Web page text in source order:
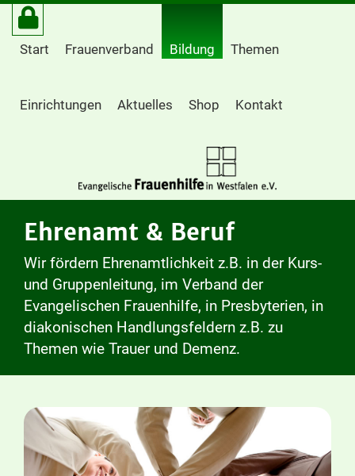
Start Frauenverband Bildung Themen
Einrichtungen Aktuelles Shop Kontakt
Ehrenamt & Beruf
Wir fördern Ehrenamtlichkeit z.B. in der Kurs-
und Gruppenleitung, im Verband der
Evangelischen Frauenhilfe, in Presbyterien, in
diakonischen Handlungsfeldern z.B. zu
Themen wie Trauer und Demenz.